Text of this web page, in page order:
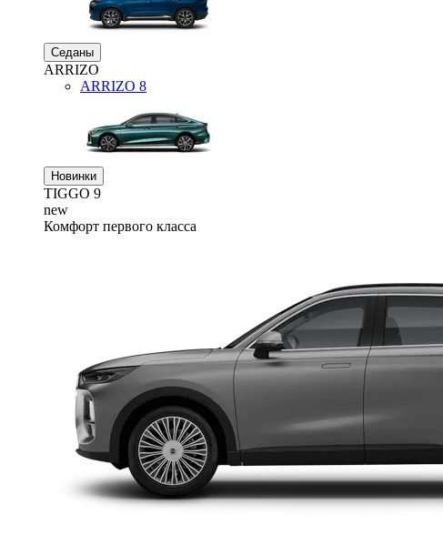
Седаны
ARRIZO
ARRIZO 8
Новинки
TIGGO 9
new
Комфорт первого класса